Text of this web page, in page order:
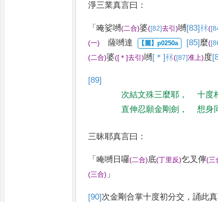
淨三業真言曰 ：
「 唵娑嚩(二合)婆([82]去引)嚩[83]秫(
(一) 薩嚩達 [85] 麼(
(二合)婆([＊]去引)嚩[＊]秫([87]准上)度
[89]
次結文殊三麼耶 ，
十度
直伸忍願金剛劍 ， 想身
三昧耶真言曰 ：
「 唵嚩日囉(二合)底(丁里反)乞叉儜(三
(三合) 」
[90]次金剛合掌十度初分交 ，誦此